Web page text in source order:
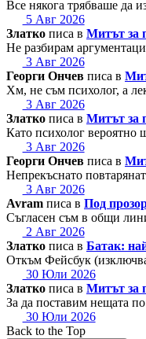
Все някога трябваше да
5 Авг 2026
Златко писа в Митът за
Не разбирам
3 Авг 2026
Георги Ончев писа в
Хм, не съм психолог, а
3 Авг 2026
Златко писа в Митът за
Като психолог вероятно
3 Авг 2026
Георги Ончев писа в
Непрекъснато
3 Авг 2026
Avram писа в Под
Съгласен съм в общи
2 Авг 2026
Златко писа в Батак:
Откъм Фейсбук
30 Юли 2026
Златко писа в Митът за
За да поставим нещата
30 Юли 2026
Back to the Top